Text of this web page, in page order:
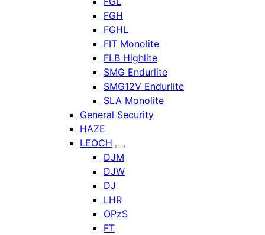
FGH
FGHL
FIT Monolite
FLB Highlite
SMG Endurlite
SMG12V Endurlite
SLA Monolite
General Security
HAZE
LEOCH
DJM
DJW
DJ
LHR
OPzS
FT